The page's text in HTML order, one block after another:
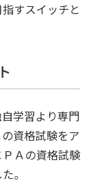
すスイッチと
学習より専門
資格試験をア
Ａの資格試験
。